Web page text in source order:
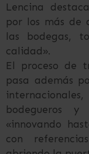
Lencina
por los más de
las bodegas,
calidad».
El proceso de
pasa además
bodegueros
«innovando
con